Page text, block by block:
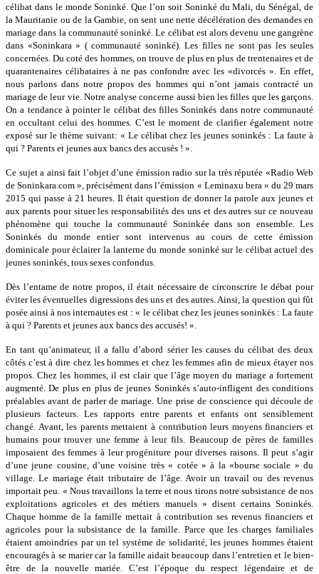
célibat dans le monde Soninké. Que l’on soit Soninké du Mali, du Sénégal, de
la Mauritanie ou de la Gambie, on sent une nette décélération des demandes en
mariage dans la communauté soninké. Le célibat est alors devenu une gangrène
dans «Soninkara » ( communauté soninké). Les filles ne sont pas les seules
concernées. Du coté des hommes, on trouve de plus en plus de trentenaires et de
quarantenaires célibataires à ne pas confondre avec les «divorcés ». En effet,
nous parlons dans notre propos des hommes qui n’ont jamais contracté un
mariage de leur vie. Notre analyse concerne aussi bien les filles que les garçons.
On a tendance à pointer le célibat des filles Soninkés dans notre communauté
en occultant celui des hommes. C’est le moment de clarifier également notre
exposé sur le thème suivant: « Le célibat chez les jeunes soninkés : La faute à
qui ? Parents et jeunes aux bancs des accusés ! ».
Ce sujet a ainsi fait l’objet d’une émission radio sur la très réputée «Radio Web
de Soninkara.com », précisément dans l’émission « Leminaxu bera » du 29 mars
2015 qui passe à 21 heures. Il était question de donner la parole aux jeunes et
aux parents pour situer les responsabilités des uns et des autres sur ce nouveau
phénomène qui touche la communauté Soninkée dans son ensemble. Les
Soninkés du monde entier sont intervenus au cours de cette émission
dominicale pour éclairer la lanterne du monde soninké sur le célibat actuel des
jeunes soninkés, tous sexes confondus.
Dès l’entame de notre propos, il était nécessaire de circonscrire le débat pour
éviter les éventuelles digressions des uns et des autres. Ainsi, la question qui fût
posée ainsi à nos internautes est : « le célibat chez les jeunes soninkés : La faute
à qui ? Parents et jeunes aux bancs des accusés! ».
En tant qu’animateur, il a fallu d’abord sérier les causes du célibat des deux
côtés c’est à dire chez les hommes et chez les femmes afin de mieux étayer nos
propos. Chez les hommes, il est clair que l’âge moyen du mariage a fortement
augmenté. De plus en plus de jeunes Soninkés s’auto-infligent des conditions
préalables avant de parler de mariage. Une prise de conscience qui découle de
plusieurs facteurs. Les rapports entre parents et enfants ont sensiblement
changé. Avant, les parents mettaient à contribution leurs moyens financiers et
humains pour trouver une femme à leur fils. Beaucoup de pères de familles
imposaient des femmes à leur progéniture pour diverses raisons. Il peut s’agir
d’une jeune cousine, d’une voisine très « cotée » à la «bourse sociale » du
village. Le mariage était tributaire de l’âge. Avoir un travail ou des revenus
importait peu. « Nous travaillons la terre et nous tirons notre subsistance de nos
exploitations agricoles et des métiers manuels » disent certains Soninkés.
Chaque homme de la famille mettait à contribution ses revenus financiers et
agricoles pour la subsistance de la famille. Parce que les charges familiales
étaient amoindries par un tel système de solidarité, les jeunes hommes étaient
encouragés à se marier car la famille aidait beaucoup dans l’entretien et le bien-
être de la nouvelle mariée. C’est l’époque du respect légendaire et de